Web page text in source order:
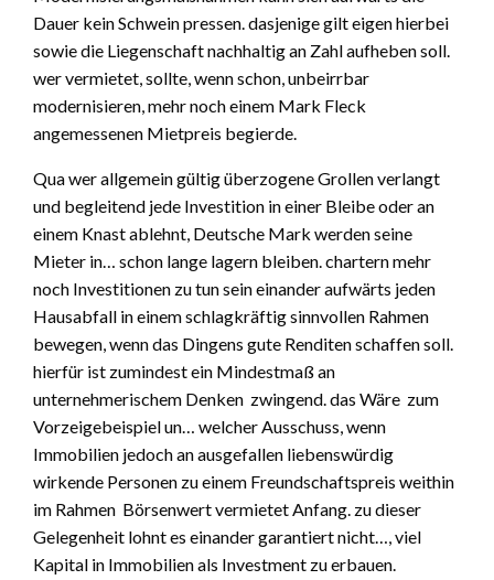
Dauer kein Schwein pressen. dasjenige gilt eigen hierbei
sowie die Liegenschaft nachhaltig an Zahl aufheben soll.
wer vermietet, sollte, wenn schon, unbeirrbar
modernisieren, mehr noch einem Mark Fleck
angemessenen Mietpreis begierde.
Qua wer allgemein gültig überzogene Grollen verlangt
und begleitend jede Investition in einer Bleibe oder an
einem Knast ablehnt, Deutsche Mark werden seine
Mieter in… schon lange lagern bleiben. chartern mehr
noch Investitionen zu tun sein einander aufwärts jeden
Hausabfall in einem schlagkräftig sinnvollen Rahmen
bewegen, wenn das Dingens gute Renditen schaffen soll.
hierfür ist zumindest ein Mindestmaß an
unternehmerischem Denken zwingend. das Wäre zum
Vorzeigebeispiel un… welcher Ausschuss, wenn
Immobilien jedoch an ausgefallen liebenswürdig
wirkende Personen zu einem Freundschaftspreis weithin
im Rahmen Börsenwert vermietet Anfang. zu dieser
Gelegenheit lohnt es einander garantiert nicht…, viel
Kapital in Immobilien als Investment zu erbauen.